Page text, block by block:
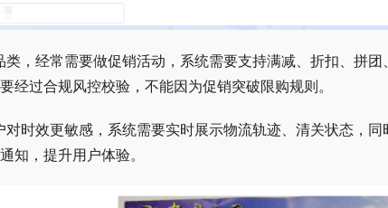
，经常需要做促销活动，系统需要支持满减、折扣、拼团
经过合规风控校验，不能因为促销突破限购规则。
时效更敏感，系统需要实时展示物流轨迹、清关状态，同
知，提升用户体验。